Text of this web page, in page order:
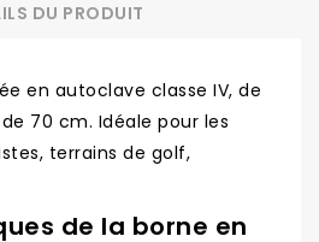
DU PRODUIT
en autoclave classe IV, de
70 cm. Idéale pour les
terrains de golf,
de la borne en